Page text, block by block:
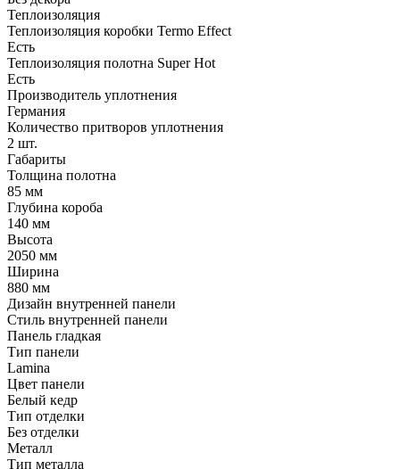
Теплоизоляция
Теплоизоляция коробки Termo Effect
Есть
Теплоизоляция полотна Super Нot
Есть
Производитель уплотнения
Германия
Количество притворов уплотнения
2 шт.
Габариты
Толщина полотна
85 мм
Глубина короба
140 мм
Высота
2050 мм
Ширина
880 мм
Дизайн внутренней панели
Стиль внутренней панели
Панель гладкая
Тип панели
Lamina
Цвет панели
Белый кедр
Тип отделки
Без отделки
Металл
Тип металла